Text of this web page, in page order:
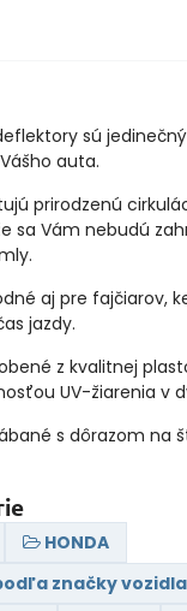
sú
auta.
prirodzenú
sa Vám nebudú
aj pre fajčiarov,
jazdy.
z kvalitnej
UV-žiarenia v
s dôrazom na
HONDA
značky vozidla